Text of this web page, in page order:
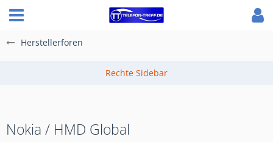
Herstellerforen
Nokia / HMD Global